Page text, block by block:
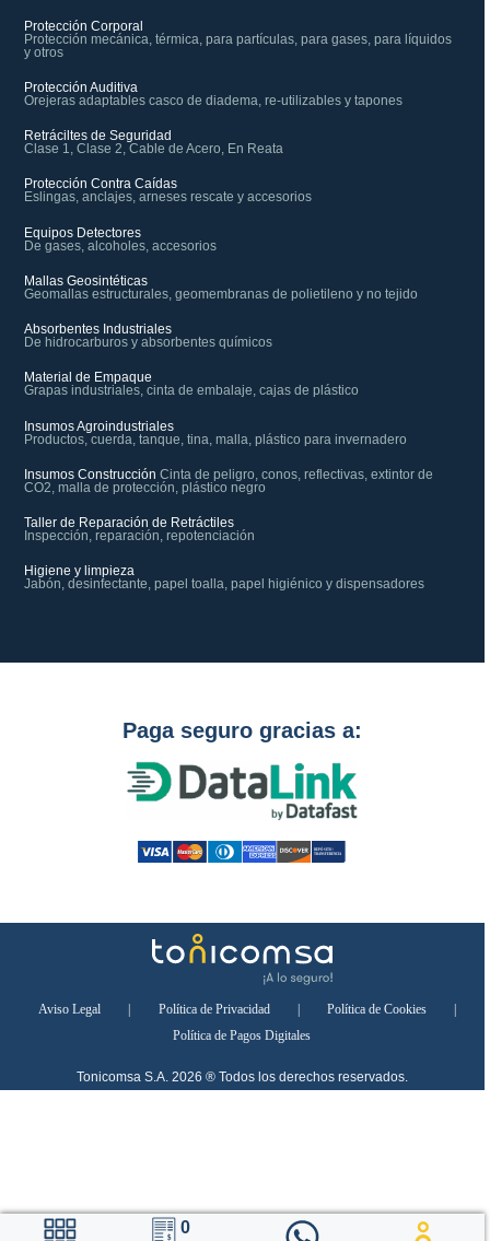
0
Protección Corporal
Protección mecánica, térmica, para partículas, para gases, para líquidos
y otros
Protección Auditiva
Orejeras adaptables casco de diadema, re-utilizables y tapones
Retráciltes de Seguridad
Clase 1, Clase 2, Cable de Acero, En Reata
Protección Contra Caídas
Eslingas, anclajes, arneses rescate y accesorios
Equipos Detectores
De gases, alcoholes, accesorios
Mallas Geosintéticas
Geomallas estructurales, geomembranas de polietileno y no tejido
Absorbentes Industriales
De hidrocarburos y absorbentes químicos
Material de Empaque
Grapas industriales, cinta de embalaje, cajas de plástico
Insumos Agroindustriales
Productos, cuerda, tanque, tina, malla, plástico para invernadero
Insumos Construcción Cinta de peligro, conos, reflectivas, extintor de
CO2, malla de protección, plástico negro
Taller de Reparación de Retráctiles
Inspección, reparación, repotenciación
Higiene y limpieza
Jabón, desinfectante, papel toalla, papel higiénico y dispensadores
Paga seguro gracias a:
Aviso Legal Política de Privacidad Política de Cookies
Política de Pagos Digitales
Tonicomsa S.A. 2026 ® Todos los derechos reservados.